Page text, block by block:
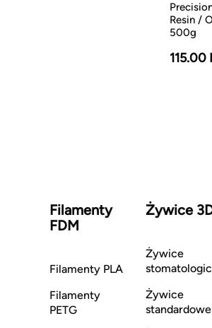
Resin /
500g
115.00
Filamenty
FDM
Filamenty PLA
Filamenty
PETG
Żywice
Żywice
Żywice
standardowe